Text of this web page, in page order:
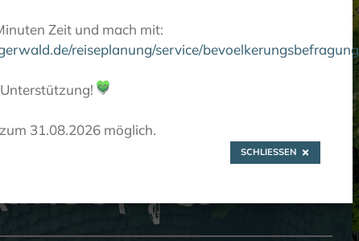
-
Zeit und mach mit:
reiseplanung/service/bevoelkerungsbefragung
💚
31.08.2026 möglich.
SCHLIESSEN